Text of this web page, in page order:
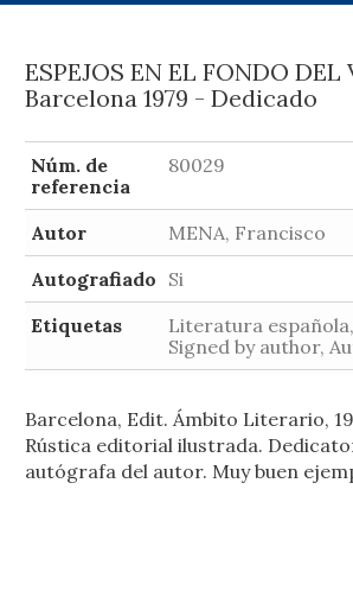
ESPEJOS EN EL FONDO DEL
Barcelona 1979 - Dedicado
Núm. de
referencia
80029
Autor
MENA, Francisco
Autografiado Si
Etiquetas
Literatura
Signed by author,
Barcelona, Edit. Ámbito Literario,
Rústica editorial ilustrada.
autógrafa del autor. Muy buen